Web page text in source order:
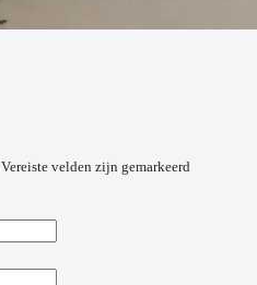
Vereiste velden zijn gemarkeerd